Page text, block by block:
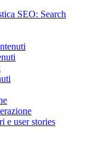
SEO: Search
e user stories